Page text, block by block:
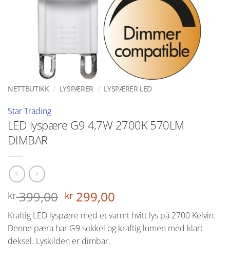
NETTBUTIKK / LYSPÆRER / LYSPÆRER LED
Star Trading
LED lyspære G9 4,7W 2700K 570LM
DIMBAR
kr399,00 Opprinnelig
var:
kr 399,00.
kr 299,00
pris
er:
kr 299,00.
Kraftig LED lyspære med et varmt hvitt lys på 2700 Kelvin.
Denne pæra har G9 sokkel og kraftig lumen med klart
deksel. Lyskilden er dimbar.